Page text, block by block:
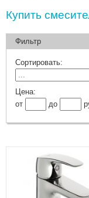
Купить
Фильтр
Сортировать:
Цена:
от
до